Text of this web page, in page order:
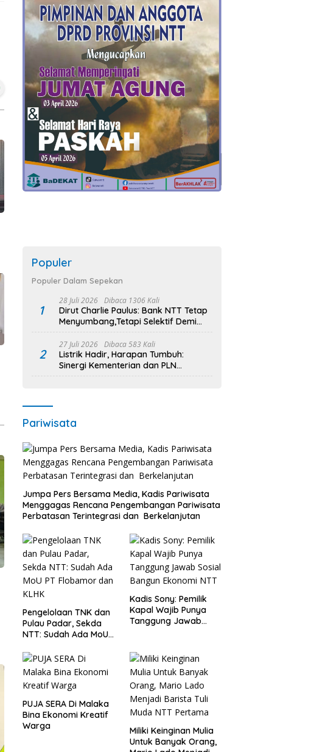
Populer
Populer Dalam Sepekan
1
28 Juli 2026 Dibaca 1306 Kali
Dirut Charlie Paulus: Bank NTT Tetap
Menyumbang,Tetapi Selektif Demi
Kepentingan Masyarakat
2
27 Juli 2026 Dibaca 583 Kali
Listrik Hadir, Harapan Tumbuh:
Sinergi Kementerian dan PLN
Percepat Pembangunan Infrastruktur
Pariwisata
Jumpa Pers Bersama Media, Kadis Pariwisata
Menggagas Rencana Pengembangan Pariwisata
Perbatasan Terintegrasi dan Berkelanjutan
Pengelolaan TNK dan
Pulau Padar, Sekda
NTT: Sudah Ada MoU
KLHK
Kadis Sony: Pemilik
Kapal Wajib Punya
Tanggung Jawab
PUJA SERA Di Malaka
Bina Ekonomi Kreatif
Warga
Miliki Keinginan Mulia
Untuk Banyak Orang,